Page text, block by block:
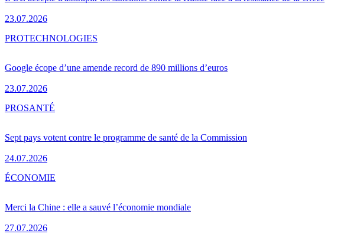
23.07.2026
Google écope d’une amende record de 890 millions d’euros
23.07.2026
PROTECHNOLOGIES
Sept pays votent contre le programme de santé de la Commission
24.07.2026
PROSANTÉ
Merci la Chine : elle a sauvé l’économie mondiale
27.07.2026
ÉCONOMIE